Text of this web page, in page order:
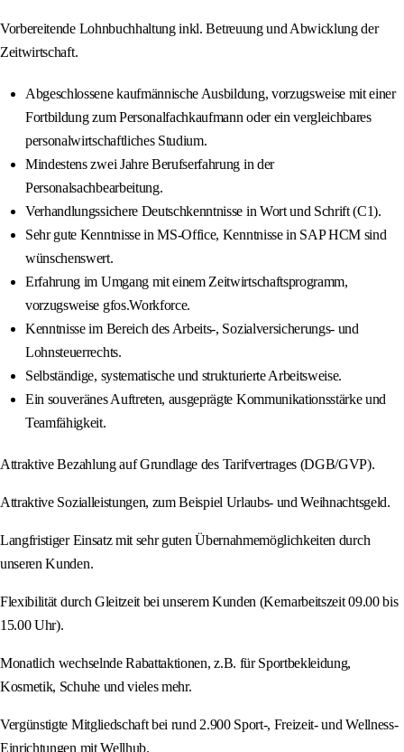
Vorbereitende Lohnbuchhaltung inkl. Betreuung und Abwicklung der
Zeitwirtschaft.
Abgeschlossene kaufmännische Ausbildung, vorzugsweise mit einer
Fortbildung zum Personalfachkaufmann oder ein vergleichbares
personalwirtschaftliches Studium.
Mindestens zwei Jahre Berufserfahrung in der
Personalsachbearbeitung.
Verhandlungssichere Deutschkenntnisse in Wort und Schrift (C1).
Sehr gute Kenntnisse in MS-Office, Kenntnisse in SAP HCM sind
wünschenswert.
Erfahrung im Umgang mit einem Zeitwirtschaftsprogramm,
vorzugsweise gfos.Workforce.
Kenntnisse im Bereich des Arbeits-, Sozialversicherungs- und
Lohnsteuerrechts.
Selbständige, systematische und strukturierte Arbeitsweise.
Ein souveränes Auftreten, ausgeprägte Kommunikationsstärke und
Teamfähigkeit.
Attraktive Bezahlung auf Grundlage des Tarifvertrages (DGB/GVP).
Attraktive Sozialleistungen, zum Beispiel Urlaubs- und Weihnachtsgeld.
Langfristiger Einsatz mit sehr guten Übernahmemöglichkeiten durch
unseren Kunden.
Flexibilität durch Gleitzeit bei unserem Kunden (Kernarbeitszeit 09.00 bis
15.00 Uhr).
Monatlich wechselnde Rabattaktionen, z.B. für Sportbekleidung,
Kosmetik, Schuhe und vieles mehr.
Vergünstigte Mitgliedschaft bei rund 2.900 Sport-, Freizeit- und Wellness-
Einrichtungen mit Wellhub.